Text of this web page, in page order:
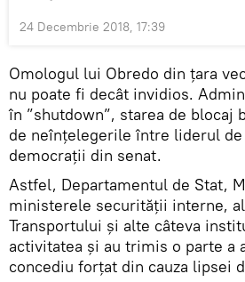
24 Decembrie 2018, 17:39
Omologul lui Obredo din țara
nu poate fi decât invidios.
în ”shutdown”, starea de blocaj
de neînțelegerile între liderul de
democrații din senat.
Astfel, Departamentul de Stat,
ministerele securității interne,
Transportului și alte câteva
activitatea și au trimis o parte a
concediu forțat din cauza lipsei